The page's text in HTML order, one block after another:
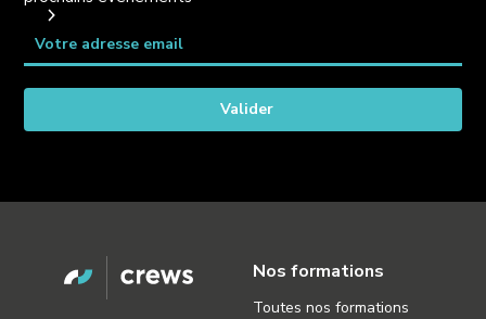
Nos formations
Toutes nos formations